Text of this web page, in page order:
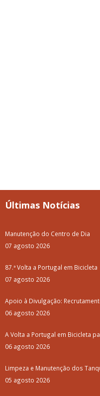
Últimas Notícias
Manutenção do Centro de Dia
07 agosto 2026
87.ª Volta a Portugal em Bicicleta
07 agosto 2026
Apoio à Divulgação:
06 agosto 2026
A Volta a Portugal em Bicicleta
06 agosto 2026
Limpeza e Manutenção dos
05 agosto 2026